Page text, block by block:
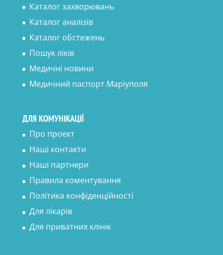
Каталог захворювань
Каталог аналізів
Каталог обстежень
Пошук ліків
Медичні новини
Медичний паспорт Маріуполя
ДЛЯ КОМУНІКАЦІЇ
Про проект
Наші контакти
Наші партнери
Правила коментування
Політика конфіденційності
Для лікарів
Для приватних клінік